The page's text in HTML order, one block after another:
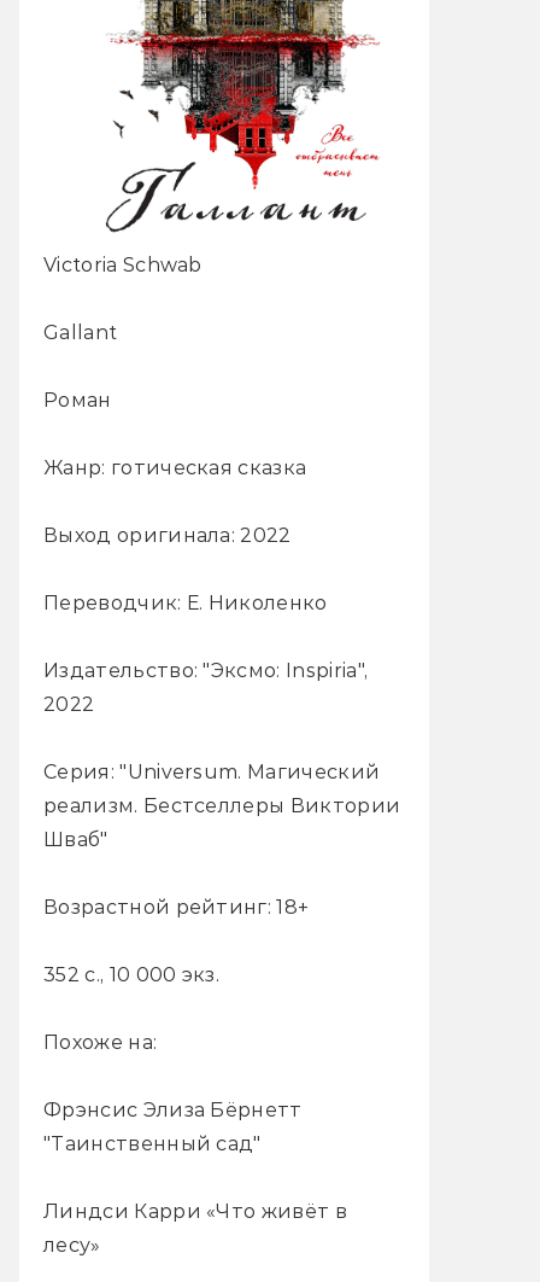
Victoria Schwab
Gallant
Роман
Жанр: готическая сказка
Выход оригинала: 2022
Переводчик: Е. Николенко
Издательство: "Эксмо: Inspiria",
2022
Серия: "Universum. Магический
реализм. Бестселлеры Виктории
Шваб"
Возрастной рейтинг: 18+
352 с., 10 000 экз.
Похоже на:
Фрэнсис Элиза Бёрнетт
"Таинственный сад"
Линдси Карри «Что живёт в
лесу»